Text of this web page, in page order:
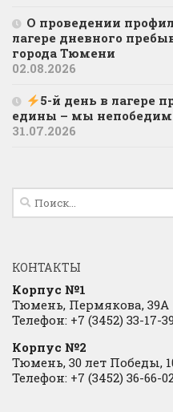
О проведении
лагере дневного
города Тюмени
02.08.2026
5-й день в лагере
едины – мы
31.07.2026
Найти:
КОНТАКТЫ
Корпус №1
Тюмень, Пермякова, 39А
Телефон: +7 (3452) 33-17-
Корпус №2
Тюмень, 30 лет Победы,
Телефон: +7 (3452) 36-66-